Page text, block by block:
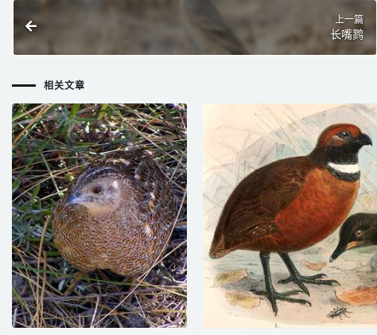
上一篇
长嘴鹨
相关文章